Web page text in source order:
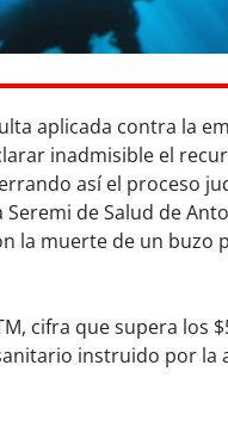
aplicada contra la
inadmisible el
así el proceso
de Salud de
la muerte de un buzo
cifra que supera los
instruido por la